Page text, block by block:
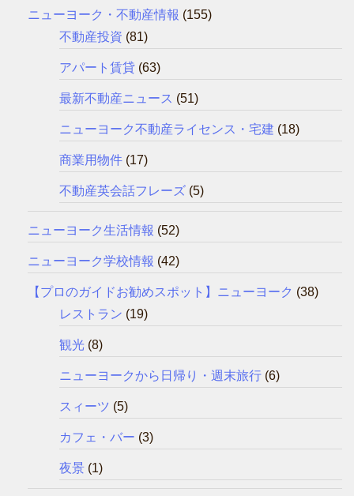
ニューヨーク・不動産情報 (155)
不動産投資 (81)
アパート賃貸 (63)
最新不動産ニュース (51)
ニューヨーク不動産ライセンス・宅建 (18)
商業用物件 (17)
不動産英会話フレーズ (5)
ニューヨーク生活情報 (52)
ニューヨーク学校情報 (42)
【プロのガイドお勧めスポット】ニューヨーク (38)
レストラン (19)
観光 (8)
ニューヨークから日帰り・週末旅行 (6)
スィーツ (5)
カフェ・バー (3)
夜景 (1)